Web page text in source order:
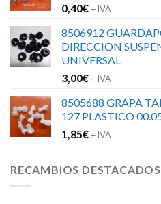
0,40€+ IVA
8506912
DIRECCION
UNIVERSAL
3,00€+ IVA
8505688 GRAPA
127 PLASTICO
1,85€+ IVA
RECAMBIOS DESTACADOS